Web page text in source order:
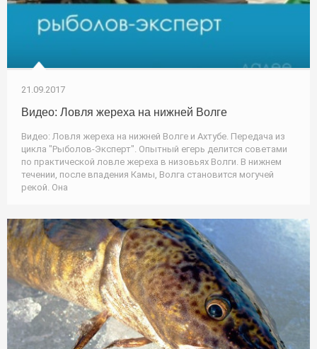
21.09.2017
Видео: Ловля жереха на нижней Волге
Видео: Ловля жереха на нижней Волге и Ахтубе. Передача из
цикла "Рыболов-Эксперт". Опытный егерь делится советами
по практической ловле жереха в низовьях Волги. В нижнем
течении, после впадения Камы, Волга становится могучей
рекой. Она